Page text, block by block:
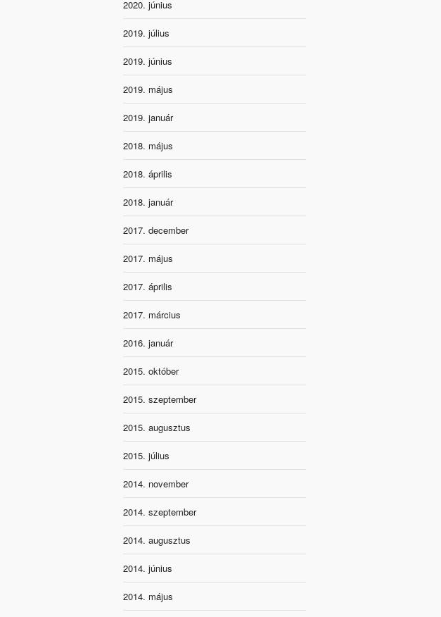
2020. június
2019. július
2019. június
2019. május
2019. január
2018. május
2018. április
2018. január
2017. december
2017. május
2017. április
2017. március
2016. január
2015. október
2015. szeptember
2015. augusztus
2015. július
2014. november
2014. szeptember
2014. augusztus
2014. június
2014. május